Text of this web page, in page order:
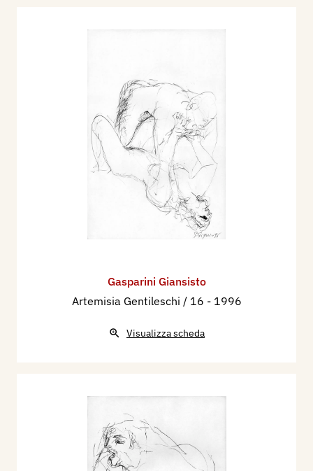
Gasparini Giansisto
Artemisia Gentileschi / 16 - 1996
Visualizza scheda